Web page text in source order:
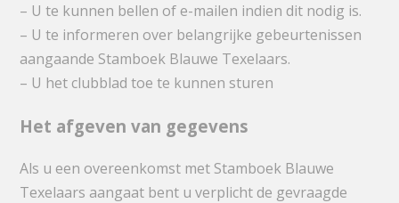
– U te kunnen bellen of e-mailen indien dit nodig is.
– U te informeren over belangrijke gebeurtenissen
aangaande Stamboek Blauwe Texelaars.
– U het clubblad toe te kunnen sturen
Het afgeven van gegevens
Als u een overeenkomst met Stamboek Blauwe
Texelaars aangaat bent u verplicht de gevraagde